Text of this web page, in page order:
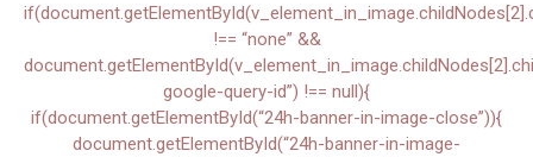
!== “none” &&
google-query-id”) !== null){
if(document.getElementById(“24h-banner-in-image-close”)){
document.getElementById(“24h-banner-in-image-